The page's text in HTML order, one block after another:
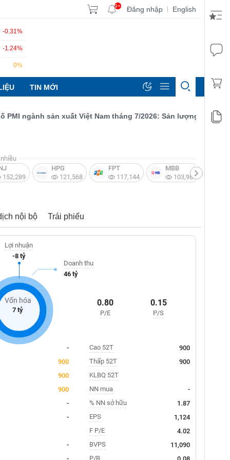
9+ Đăng nhập | English
-0.31%
-1.24%
0%
TIN MỚI
ngành sản xuất Việt Nam tháng 7/2026: Sản lượng, số lượng
152,289
HPG
121,568
FPT
117,144
MBB
103,987
nội bộ Trái phiếu
Vốn hóa
7 tỷ
Lợi nhuận
-8 tỷ
Doanh thu
46 tỷ
0.80
P/E
0.15
P/S
-
900
900
900
-
-
-
-
Cao 52T
900
Thấp 52T
900
KLBQ 52T
NN mua
-
% NN sở hữu
1.87
EPS
1,124
F P/E
4.02
BVPS
11,090
P/B
0.08